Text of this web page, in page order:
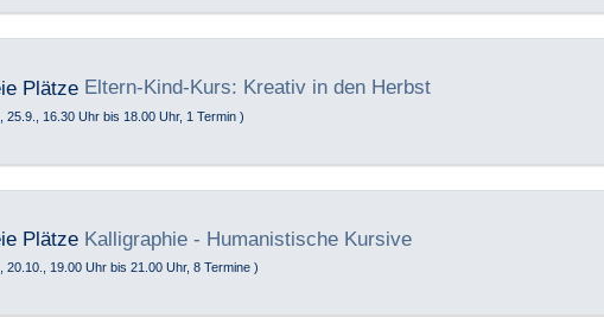
Eltern-Kind-Kurs: Kreativ in den Herbst
, 25.9., 16.30 Uhr bis 18.00 Uhr, 1 Termin )
Kalligraphie - Humanistische Kursive
, 20.10., 19.00 Uhr bis 21.00 Uhr, 8 Termine )